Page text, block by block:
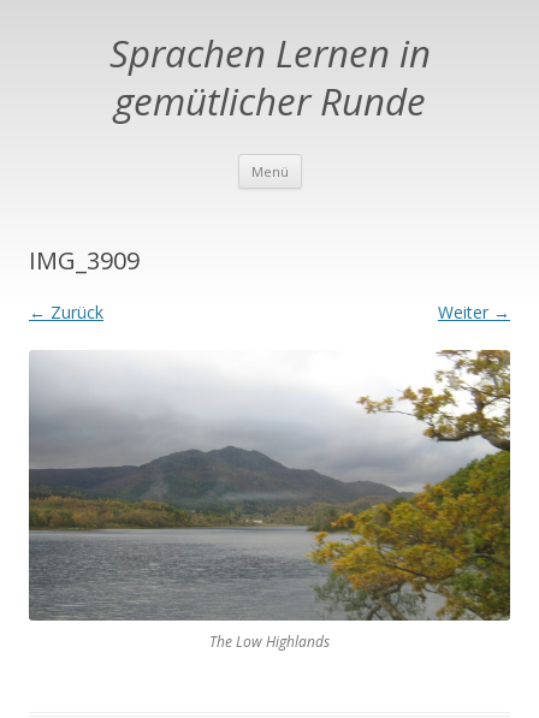
Sprachen Lernen in
gemütlicher Runde
Menü Springe zum Inhalt
IMG_3909
← Zurück Weiter →
The Low Highlands